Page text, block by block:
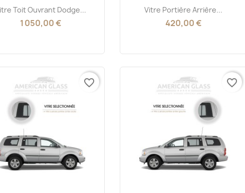
Aperçu rapide
Toit Ouvrant Dodge...
1 050,00 €
 Aperçu rapide
Vitre Portière Arrière...
420,00 €
favorite_border favorite_border